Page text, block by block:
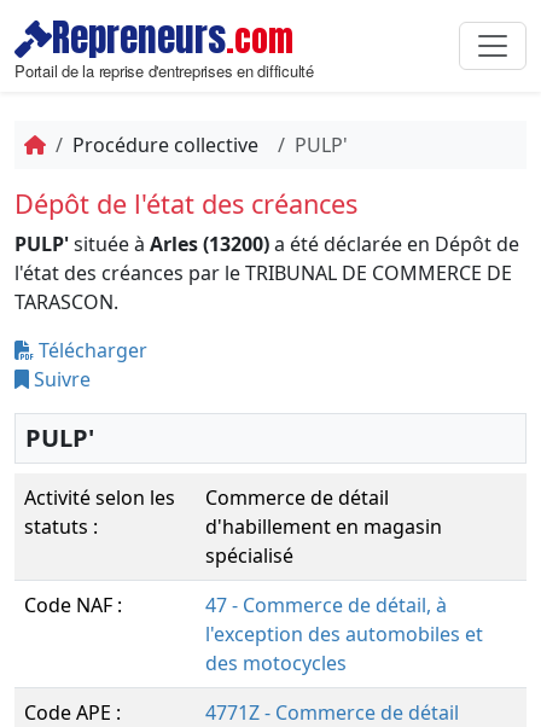
Repreneurs.com
Portail de la reprise d'entreprises en difficulté
Procédure collective PULP'
Dépôt de l'état des créances
PULP'située à Arles (13200)a été déclarée en Dépôt de
l'état des créances par le TRIBUNAL DE COMMERCE DE
TARASCON.
Télécharger
Suivre
PULP'
Activité selon les
statuts :
Commerce de détail
d'habillement en magasin
spécialisé
Code NAF :
47 - Commerce de détail, à
l'exception des automobiles et
des motocycles
Code APE :
4771Z - Commerce de détail